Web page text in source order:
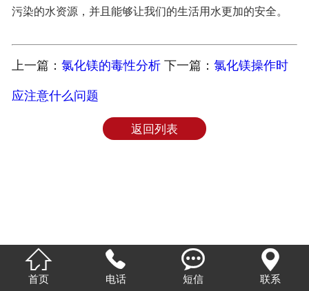
联系我们
污染的水资源，并且能够让我们的生活用水更加的安全。
上一篇： 氯化镁的毒性分析下一篇： 氯化镁操作时
应注意什么问题
返回列表

首页

电话

短信

联系